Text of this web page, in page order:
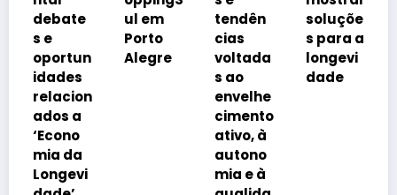
ul em
Alegre
tendên
cias
voltada
soluçõe
s para a
longevi
dade
rio
impulsi
onado
pelo